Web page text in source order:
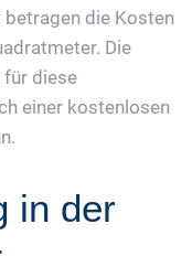
betragen die Kosten
Die
für diese
einer kostenlosen
in der